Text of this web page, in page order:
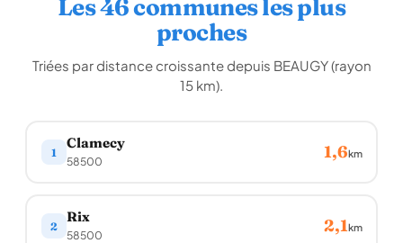
Les 46 communes les plus
proches
Triées par distance croissante depuis BEAUGY (rayon
15 km).
1
Clamecy
58500 1,6km
2
Rix
58500 2,1km